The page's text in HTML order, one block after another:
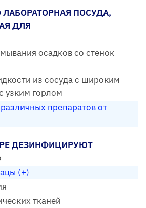
ЛАБОРАТОРНАЯ ПОСУДА,
ДЛЯ
осадков со стенок
из сосуда с широким
узким горлом
препаратов от
ДЕЗИНФИЦИРУЮТ
(+)
тканей